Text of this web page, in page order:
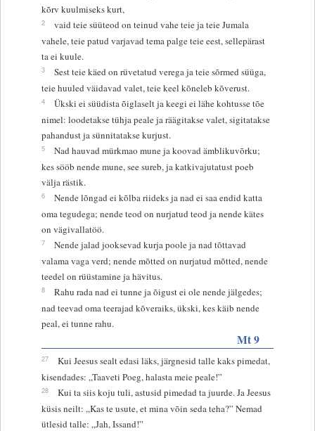
kõrv kuulmiseks kurt,
2
vaid teie süüteod on teinud vahe teie ja teie Jumala
vahele, teie patud varjavad tema palge teie eest, sellepärast
ta ei kuule.
3
Sest teie käed on rüvetatud verega ja teie sõrmed süüga,
teie huuled väidavad valet, teie keel kõneleb kõverust.
4
Ükski ei süüdista õiglaselt ja keegi ei lähe kohtusse tõe
nimel: loodetakse tühja peale ja räägitakse valet, sigitatakse
pahandust ja sünnitatakse kurjust.
5
Nad hauvad mürkmao mune ja koovad ämblikuvõrku;
kes sööb nende mune, see sureb, ja katkivajutatust poeb
välja rästik.
6
Nende lõngad ei kõlba riideks ja nad ei saa endid katta
oma tegudega; nende teod on nurjatud teod ja nende kätes
on vägivallatöö.
7
Nende jalad jooksevad kurja poole ja nad tõttavad
valama vaga verd; nende mõtted on nurjatud mõtted, nende
teedel on rüüstamine ja hävitus.
8
Rahu rada nad ei tunne ja õigust ei ole nende jälgedes;
nad teevad oma teerajad kõveraiks, ükski, kes käib nende
peal, ei tunne rahu.
Mt 9
27
Kui Jeesus sealt edasi läks, järgnesid talle kaks pimedat,
kisendades: „Taaveti Poeg, halasta meie peale!”
28
Kui ta siis koju tuli, astusid pimedad ta juurde. Ja Jeesus
küsis neilt: „Kas te usute, et mina võin seda teha?” Nemad
ütlesid talle: „Jah, Issand!”